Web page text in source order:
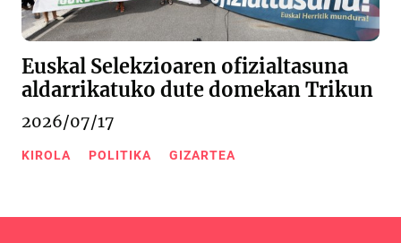
Euskal Selekzioaren ofizialtasuna
aldarrikatuko dute domekan Trikun
2026/07/17
KIROLA POLITIKA GIZARTEA